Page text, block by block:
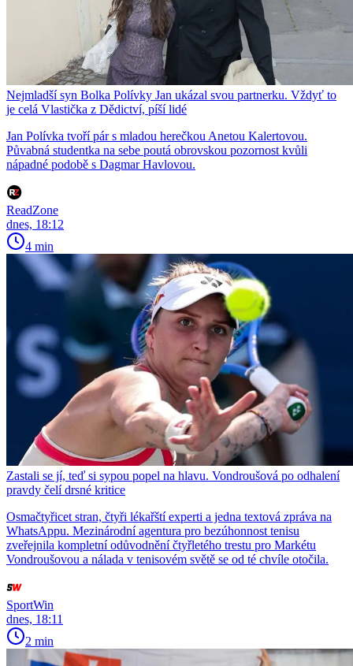
Nejmladší syn Bolka Polívky Jan ukázal svou partnerku. Vždyť to
je celá Vlastička z Dědictví, píší lidé
Jan Polívka tvoří pár s mladou herečkou Anetou Kalertovou.
Půvabná studentka na sebe poutá obrovskou pozornost kvůli
nápadné podobě s Dagmar Havlovou.
ReadZone
dnes, 18:12
4 min
Zastali se jí, teď si sypou popel na hlavu. Vondroušová po odhalení
pravdy čelí drsné kritice
Osmačtyřicet stran, čtyři lékařští experti a jedna textová zpráva na
WhatsAppu. Mezinárodní agentura pro bezúhonnost tenisu
zveřejnila kompletní odůvodnění čtyřletého trestu pro Markétu
Vondroušovou a nálada v tenisovém světě se od té chvíle otočila.
SportWin
dnes, 18:11
2 min